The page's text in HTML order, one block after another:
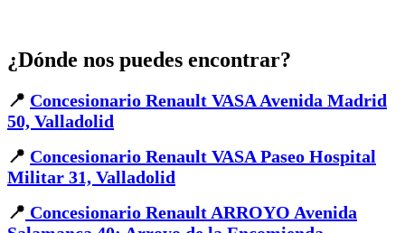
¿Dónde nos puedes encontrar?
📍 Concesionario Renault VASA Avenida Madrid
50, Valladolid
📍 Concesionario Renault VASA Paseo Hospital
Militar 31, Valladolid
📍 Concesionario Renault ARROYO Avenida